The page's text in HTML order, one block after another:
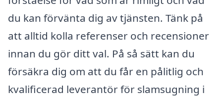
du kan förvänta dig av tjänsten. Tänk på
att alltid kolla referenser och recensioner
innan du gör ditt val. På så sätt kan du
försäkra dig om att du får en pålitlig och
kvalificerad leverantör för slamsugning i